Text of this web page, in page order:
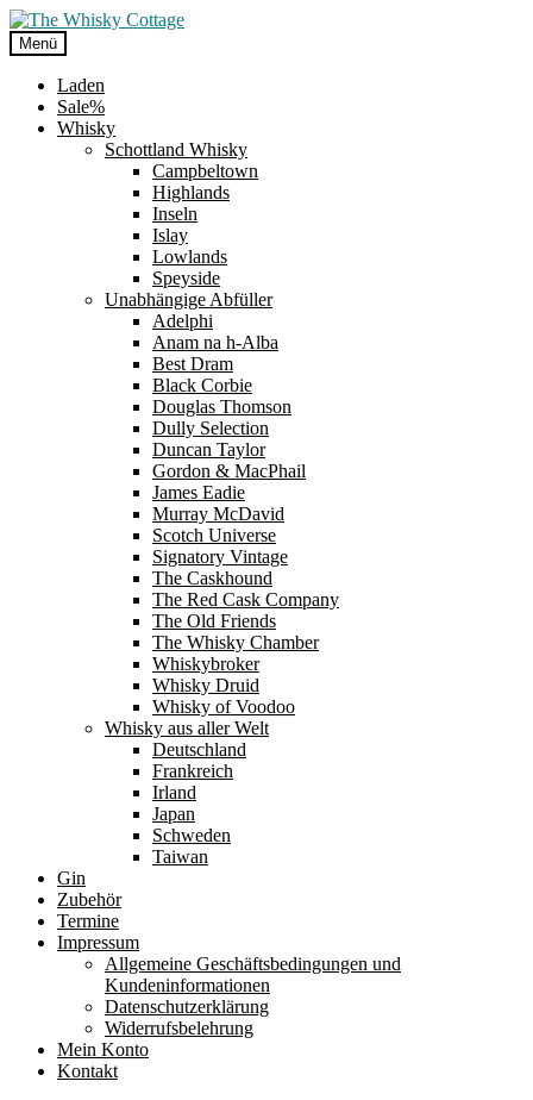
Zur
Navigation
springen
Zum
Inhalt
springen
Menü
Laden
Sale%
Whisky
Schottland Whisky
Campbeltown
Highlands
Inseln
Islay
Lowlands
Speyside
Unabhängige Abfüller
Adelphi
Anam na h-Alba
Best Dram
Black Corbie
Douglas Thomson
Dully Selection
Duncan Taylor
Gordon & MacPhail
James Eadie
Murray McDavid
Scotch Universe
Signatory Vintage
The Caskhound
The Red Cask Company
The Old Friends
The Whisky Chamber
Whiskybroker
Whisky Druid
Whisky of Voodoo
Whisky aus aller Welt
Deutschland
Frankreich
Irland
Japan
Schweden
Taiwan
Gin
Zubehör
Termine
Impressum
Allgemeine Geschäftsbedingungen und
Kundeninformationen
Datenschutzerklärung
Widerrufsbelehrung
Mein Konto
Kontakt